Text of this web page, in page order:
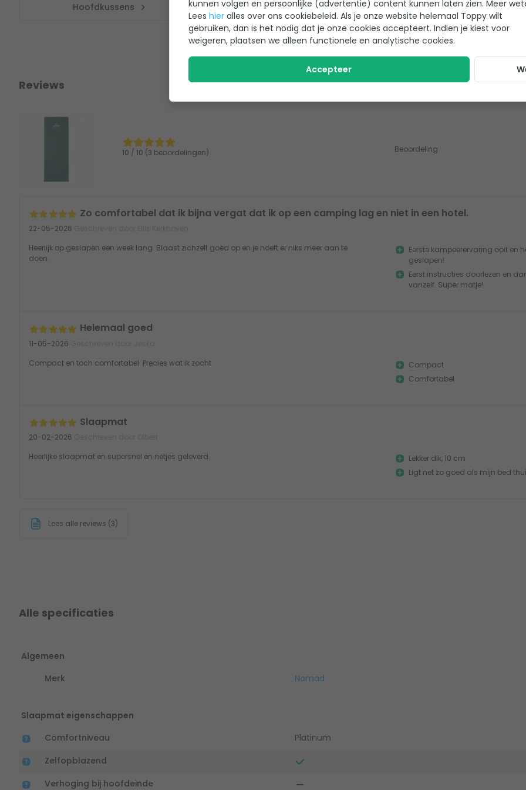
Hoofdkussens Slaapzakken Slaapmatten
Reviews
10 / 10 (3 beoordelingen) Beoordeling
Zo comfortabel dat ik bijna vergat dat ik op een camping lag en niet in een hotel.
22-05-2026
Heerlijk op geslapen een week lang. Blaast zichzelf goed op en je hoeft er niks meer aan te
doen.
Eerste kampeerervaring ooit en
geslapen!
Eerst instructies doorlezen en
vanzelf. Super matje!
Helemaal goed
11-05-2026
Compact en toch comfortabel. Precies wat ik zocht
Compact
Comfortabel
Slaapmat
20-02-2026
Heerlijke slaapmat en supersnel en netjes geleverd.
Lekker dik, 10 cm
Ligt net zo goed als mijn bed
Lees alle reviews (3)
Alle specificaties
Algemeen
Merk
Nomad
Slaapmat eigenschappen
Comfortniveau
Platinum
Zelfopblazend
Verhoging bij hoofdeinde
kunnen volgen en persoonlijke (advertentie) content kunnen laten zien. Meer
Lees hier alles over ons cookiebeleid. Als je onze website helemaal Toppy wilt
gebruiken, dan is het nodig dat je onze cookies accepteert. Indien je kiest voor
weigeren, plaatsen we alleen functionele en analytische cookies.
Accepteer